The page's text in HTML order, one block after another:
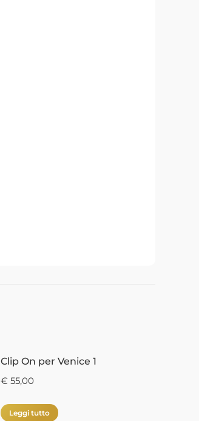
Clip On per Venice 1
€ 55,00
Leggi tutto